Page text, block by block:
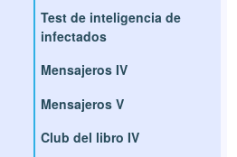
Test de inteligencia de
infectados
Mensajeros IV
Mensajeros V
Club del libro IV